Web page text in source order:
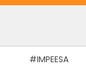
#IMPEESA